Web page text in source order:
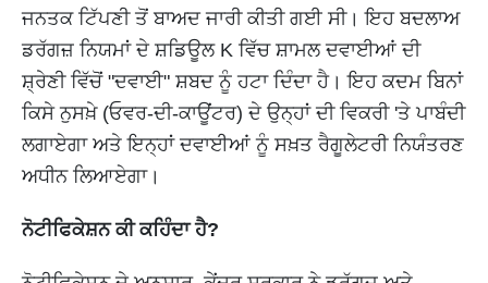
ਜਨਤਕ ਟਿੱਪਣੀ ਤੋਂ ਬਾਅਦ ਜਾਰੀ ਕੀਤੀ ਗਈ ਸੀ। ਇਹ ਬਦਲਾਅ
ਡਰੱਗਜ਼ ਨਿਯਮਾਂ ਦੇ ਸ਼ਡਿਊਲ K ਵਿੱਚ ਸ਼ਾਮਲ ਦਵਾਈਆਂ ਦੀ
ਸ਼੍ਰੇਣੀ ਵਿੱਚੋਂ "ਦਵਾਈ" ਸ਼ਬਦ ਨੂੰ ਹਟਾ ਦਿੰਦਾ ਹੈ। ਇਹ ਕਦਮ ਬਿਨਾਂ
ਕਿਸੇ ਨੁਸਖ਼ੇ (ਓਵਰ-ਦੀ-ਕਾਊਂਟਰ) ਦੇ ਉਨ੍ਹਾਂ ਦੀ ਵਿਕਰੀ 'ਤੇ ਪਾਬੰਦੀ
ਲਗਾਏਗਾ ਅਤੇ ਇਨ੍ਹਾਂ ਦਵਾਈਆਂ ਨੂੰ ਸਖ਼ਤ ਰੈਗੂਲੇਟਰੀ ਨਿਯੰਤਰਣ
ਅਧੀਨ ਲਿਆਏਗਾ।
ਨੋਟੀਫਿਕੇਸ਼ਨ ਕੀ ਕਹਿੰਦਾ ਹੈ?